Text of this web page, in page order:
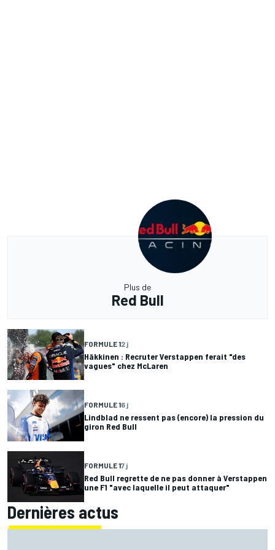
Plus de
Red Bull
FORMULE 12 j
Häkkinen : Recruter Verstappen ferait "des
vagues" chez McLaren
FORMULE 16 j
Lindblad ne ressent pas (encore) la pression du
giron Red Bull
FORMULE 17 j
Red Bull regrette de ne pas donner à Verstappen
une F1 "avec laquelle il peut attaquer"
Dernières actus